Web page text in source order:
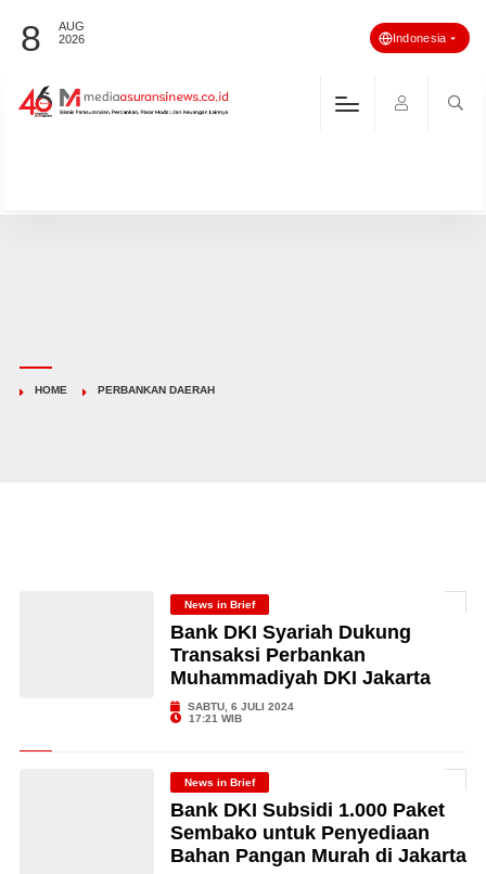
8
AUG
2026
Indonesia
HOME PERBANKAN DAERAH
News in Brief
Bank DKI Syariah Dukung
Transaksi Perbankan
Muhammadiyah DKI Jakarta
SABTU, 6 JULI 2024
17:21 WIB
News in Brief
Bank DKI Subsidi 1.000 Paket
Sembako untuk Penyediaan
Bahan Pangan Murah di Jakarta